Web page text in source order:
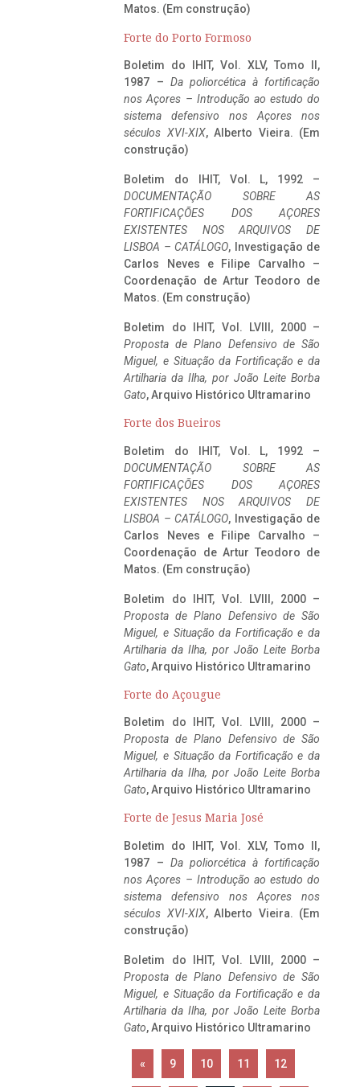
Matos. (Em construção)
Forte do Porto Formoso
Boletim do IHIT, Vol. XLV, Tomo II,
1987 – Da poliorcética à fortificação
nos Açores – Introdução ao estudo do
sistema defensivo nos Açores nos
séculos XVI-XIX, Alberto Vieira. (Em
construção)
Boletim do IHIT, Vol. L, 1992 –
DOCUMENTAÇÃO SOBRE AS
FORTIFICAÇÕES DOS AÇORES
EXISTENTES NOS ARQUIVOS DE
LISBOA – CATÁLOGO, Investigação de
Carlos Neves e Filipe Carvalho –
Coordenação de Artur Teodoro de
Matos. (Em construção)
Boletim do IHIT, Vol. LVIII, 2000 –
Proposta de Plano Defensivo de São
Miguel, e Situação da Fortificação e da
Artilharia da Ilha, por João Leite Borba
Gato, Arquivo Histórico Ultramarino
Forte dos Bueiros
Boletim do IHIT, Vol. L, 1992 –
DOCUMENTAÇÃO SOBRE AS
FORTIFICAÇÕES DOS AÇORES
EXISTENTES NOS ARQUIVOS DE
LISBOA – CATÁLOGO, Investigação de
Carlos Neves e Filipe Carvalho –
Coordenação de Artur Teodoro de
Matos. (Em construção)
Boletim do IHIT, Vol. LVIII, 2000 –
Proposta de Plano Defensivo de São
Miguel, e Situação da Fortificação e da
Artilharia da Ilha, por João Leite Borba
Gato, Arquivo Histórico Ultramarino
Forte do Açougue
Boletim do IHIT, Vol. LVIII, 2000 –
Proposta de Plano Defensivo de São
Miguel, e Situação da Fortificação e da
Artilharia da Ilha, por João Leite Borba
Gato, Arquivo Histórico Ultramarino
Forte de Jesus Maria José
Boletim do IHIT, Vol. XLV, Tomo II,
1987 – Da poliorcética à fortificação
nos Açores – Introdução ao estudo do
sistema defensivo nos Açores nos
séculos XVI-XIX, Alberto Vieira. (Em
construção)
Boletim do IHIT, Vol. LVIII, 2000 –
Proposta de Plano Defensivo de São
Miguel, e Situação da Fortificação e da
Artilharia da Ilha, por João Leite Borba
Gato, Arquivo Histórico Ultramarino
« 9 10 11 12